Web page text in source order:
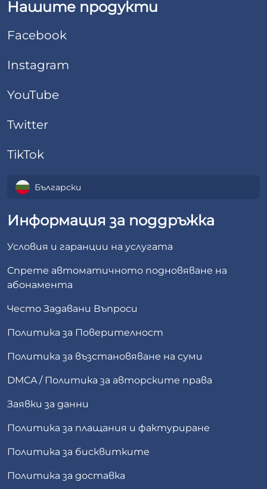
Нашите продукти
Facebook
Instagram
YouTube
Twitter
TikTok
Български
Информация за поддръжка
Условия и гаранции на услугата
Спрете автоматичното подновяване на
абонамента
Често Задавани Въпроси
Политика за Поверителност
Политика за възстановяване на суми
DMCA / Политика за авторските права
Заявки за данни
Политика за плащания и фактуриране
Политика за бисквитките
Политика за доставка